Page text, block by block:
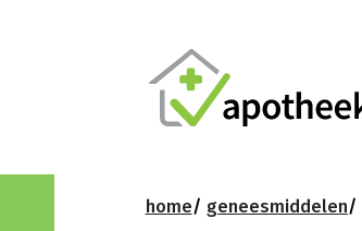
home geneesmiddelen